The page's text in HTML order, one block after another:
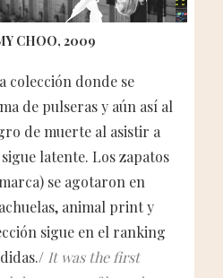
CHOO, 2009
colección donde se
de pulseras y aún así al
de muerte al asistir a
latente. Los zapatos
se agotaron en
animal print y
sigue en el ranking
It was the first